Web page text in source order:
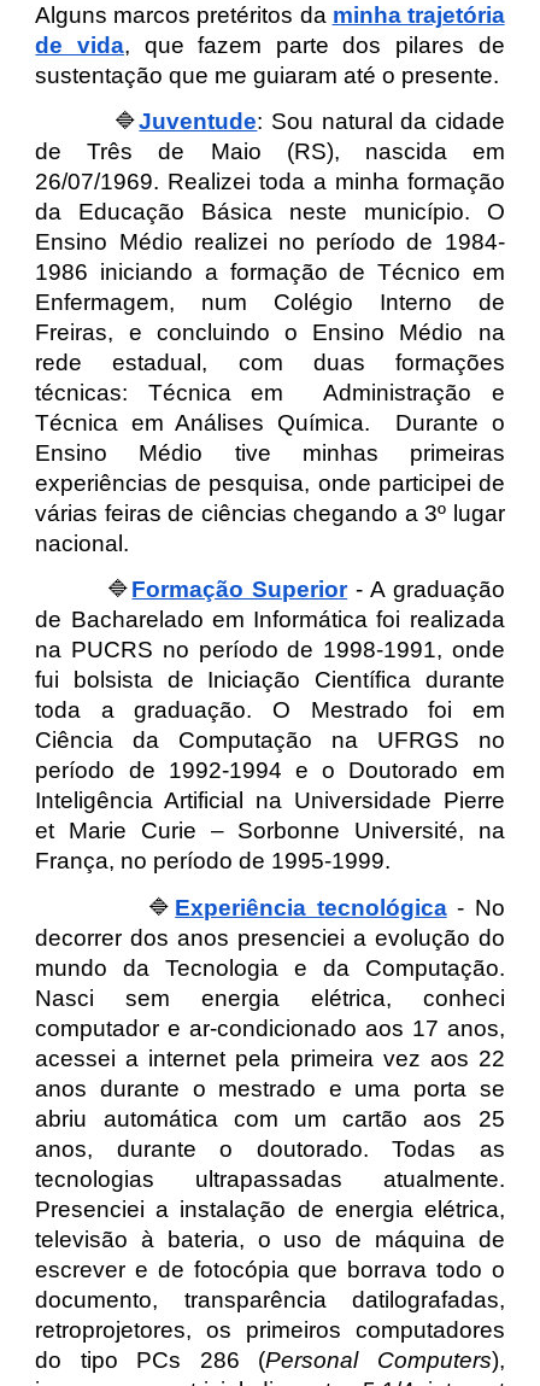
Alguns marcos pretéritos da minha trajetória
de vida, que fazem parte dos pilares de
sustentação que me guiaram até o presente.
🔷Juventude: Sou natural da cidade
de Três de Maio (RS), nascida em
26/07/1969. Realizei toda a minha formação
da Educação Básica neste município. O
Ensino Médio realizei no período de 1984-
1986 iniciando a formação de Técnico em
Enfermagem, num Colégio Interno de
Freiras, e concluindo o Ensino Médio na
rede estadual, com duas formações
técnicas: Técnica em
Administração e
Técnica em Análises Química. Durante o
Ensino Médio tive minhas primeiras
experiências de pesquisa, onde participei de
várias feiras de ciências chegando a 3º lugar
nacional.
🔷Formação Superior- A graduação
de Bacharelado em Informática foi realizada
na PUCRS no período de 1998-1991, onde
fui bolsista de Iniciação Científica durante
toda a graduação. O Mestrado foi em
Ciência da Computação na UFRGS no
período de 1992-1994 e o Doutorado em
Inteligência Artificial na Universidade Pierre
et Marie Curie – Sorbonne Université, na
França, no período de 1995-1999.
🔷 Experiência tecnológica- No
decorrer dos anos presenciei a evolução do
mundo da Tecnologia e da Computação.
Nasci sem energia elétrica, conheci
computador e ar-condicionado aos 17 anos,
acessei a internet pela primeira vez aos 22
anos durante o mestrado e uma porta se
abriu automática com um cartão aos 25
anos, durante o doutorado. Todas as
tecnologias ultrapassadas atualmente.
Presenciei a instalação de energia elétrica,
televisão à bateria, o uso de máquina de
escrever e de fotocópia que borrava todo o
documento, transparência datilografadas,
retroprojetores, os primeiros computadores
do tipo PCs 286 (Personal Computers),